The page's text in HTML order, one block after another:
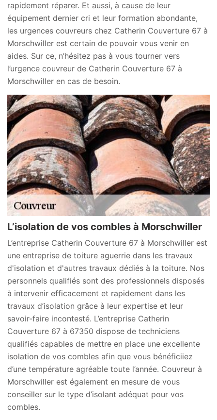
rapidement réparer. Et aussi, à cause de leur
équipement dernier cri et leur formation abondante,
les urgences couvreurs chez Catherin Couverture 67 à
Morschwiller est certain de pouvoir vous venir en
aides. Sur ce, n’hésitez pas à vous tourner vers
l’urgence couvreur de Catherin Couverture 67 à
Morschwiller en cas de besoin.
L’isolation de vos combles à Morschwiller
L’entreprise Catherin Couverture 67 à Morschwiller est
une entreprise de toiture aguerrie dans les travaux
d'isolation et d'autres travaux dédiés à la toiture. Nos
personnels qualifiés sont des professionnels disposés
à intervenir efficacement et rapidement dans les
travaux d’isolation grâce à leur expertise et leur
savoir-faire incontesté. L’entreprise Catherin
Couverture 67 à 67350 dispose de techniciens
qualifiés capables de mettre en place une excellente
isolation de vos combles afin que vous bénéficiiez
d’une température agréable toute l’année. Couvreur à
Morschwiller est également en mesure de vous
conseiller sur le type d’isolant adéquat pour vos
combles.